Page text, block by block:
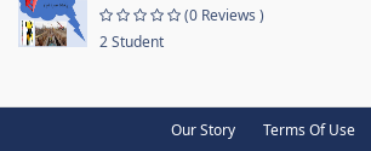
(0 Reviews )
2 Student
Our Story Terms Of Use